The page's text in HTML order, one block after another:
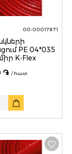
00-00017871
PE 04*035
K-Flex
֏ / հատ